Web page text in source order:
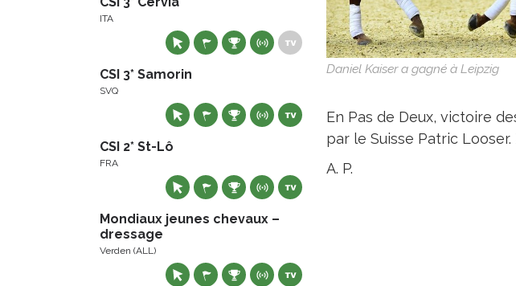
Daniel Kaiser a gagné à Leipzig
En Pas de Deux, victoire
par le Suisse Patric
A. P.
ITA
CSI 3* Samorin
SVQ
CSI 2* St-Lô
FRA
Mondiaux jeunes chevaux –
dressage
Verden (ALL)